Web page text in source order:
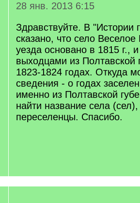
28 янв. 2013 6:15
Здравствуйте. В "Истории
сказано, что село Веселое
уезда основано в 1815 г.,
выходцами из Полтавской
1823-1824 годах. Откуда
сведения - о годах
именно из Полтавской
найти название села
переселенцы. Спасибо.